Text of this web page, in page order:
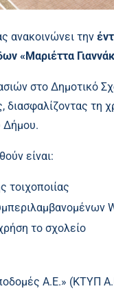
ανακοινώνει την
«Μαριέττα
στο Δημοτικό
τη
Δήμου.
είναι:
τοιχοποιίας
το σχολείο
Α.Ε.» (ΚΤΥΠ